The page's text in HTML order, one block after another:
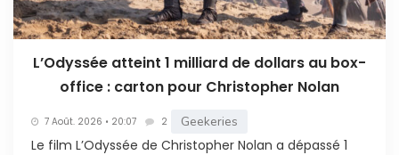
L’Odyssée atteint 1 milliard de dollars au box-
office : carton pour Christopher Nolan
7 Août. 2026 • 20:07 2 Geekeries
Le film L’Odyssée de Christopher Nolan a dépassé 1